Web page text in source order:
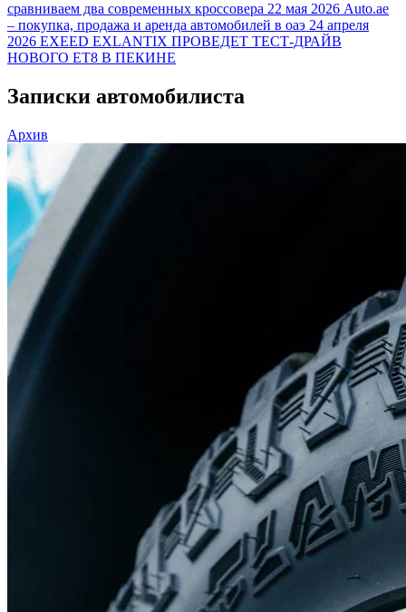
сравниваем два современных кроссовера 22 мая 2026 Auto.ae
– покупка, продажа и аренда автомобилей в оаэ 24 апреля
2026 EXEED EXLANTIX ПРОВЕДЕТ ТЕСТ-ДРАЙВ
НОВОГО ET8 В ПЕКИНЕ
Записки автомобилиста
Архив